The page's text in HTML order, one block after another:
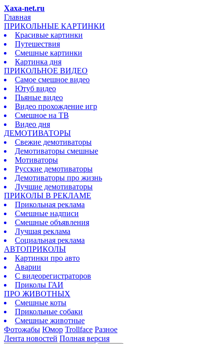
Xaxa-net.ru
Главная
ПРИКОЛЬНЫЕ КАРТИНКИ
Красивые картинки
Путешествия
Смешные картинки
Картинка дня
ПРИКОЛЬНОЕ ВИДЕО
Самое смешное видео
Ютуб видео
Пьяные видео
Видео прохождение игр
Смешное на ТВ
Видео дня
ДЕМОТИВАТОРЫ
Свежие демотиваторы
Демотиваторы смешные
Мотиваторы
Русские демотиваторы
Демотиваторы про жизнь
Лучшие демотиваторы
ПРИКОЛЫ В РЕКЛАМЕ
Прикольная реклама
Смешные надписи
Смешные объявления
Лучшая реклама
Социальная реклама
АВТОПРИКОЛЫ
Картинки про авто
Аварии
С видеорегистраторов
Приколы ГАИ
ПРО ЖИВОТНЫХ
Смешные коты
Прикольные собаки
Смешные животные
Фотожабы Юмор Trollface Разное
Лента новостей Полная версия